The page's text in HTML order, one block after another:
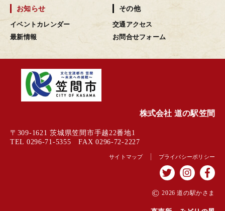
お知らせ
イベントカレンダー
最新情報
その他
交通アクセス
お問合せフォーム
株式会社 道の駅笠間
〒309-1621 茨城県笠間市手越22番地1
TEL 0296-71-5355 FAX 0296-72-2227
サイトマップ プライバシーポリシー
© 2026 道の駅かさま